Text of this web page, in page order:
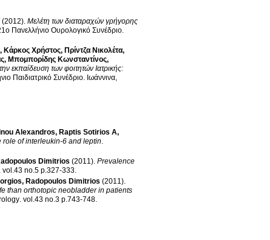
(2012). Μελέτη των διαταραχών γρήγορης
Πανελλήνιο Ουρολογικό Συνέδριο.
, Κάρκος Χρήστος, Πρίντζα Νικολέτα,
, Μπομπορίδης Κωνσταντίνος,
εκπαίδευση των φοιτητών Ιατρικής:
Παιδιατρικό Συνέδριο. Ιωάννινα,
Alexandros, Raptis Sotirios A,
of interleukin-6 and leptin.
Dimitrios (2011). Prevalence
. vol.43 no.5 p.327-333.
, Radopoulos Dimitrios (2011).
than orthotopic neobladder in patients
. vol.43 no.3 p.743-748.